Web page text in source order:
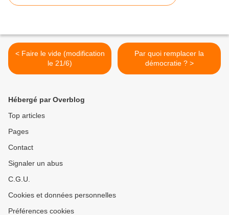
< Faire le vide (modification
le 21/6)
Par quoi remplacer la
démocratie ? >
Hébergé par Overblog
Top articles
Pages
Contact
Signaler un abus
C.G.U.
Cookies et données personnelles
Préférences cookies